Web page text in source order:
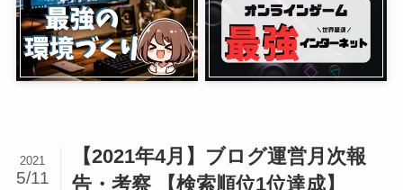
【2021年4月】ブログ運営月次報
告・考察 【検索順位1位達成】
2021
5/11